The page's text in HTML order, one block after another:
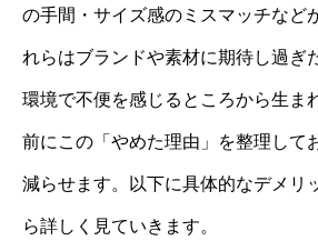
の手間・サイズ感のミスマッチなど
れらはブランドや素材に期待し過ぎ
環境で不便を感じるところから生ま
前にこの「やめた理由」を整理して
減らせます。以下に具体的なデメリ
ら詳しく見ていきます。